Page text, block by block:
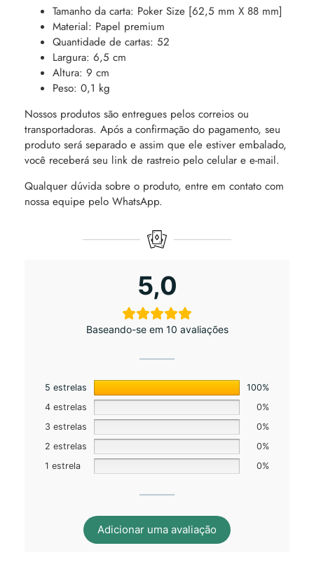
Tamanho da carta: Poker Size [62,5 mm X 88 mm]
Material: Papel premium
Quantidade de cartas: 52
Largura: 6,5 cm
Altura: 9 cm
Peso: 0,1 kg
Nossos produtos são entregues pelos correios ou
transportadoras. Após a confirmação do pagamento, seu
produto será separado e assim que ele estiver embalado,
você receberá seu link de rastreio pelo celular e e-mail.
Qualquer dúvida sobre o produto, entre em contato com
nossa equipe pelo WhatsApp.
5,0
Baseando-se em 10 avaliações
5 estrelas
100%
4 estrelas
0%
3 estrelas
0%
2 estrelas
0%
1 estrela
0%
Adicionar uma avaliação